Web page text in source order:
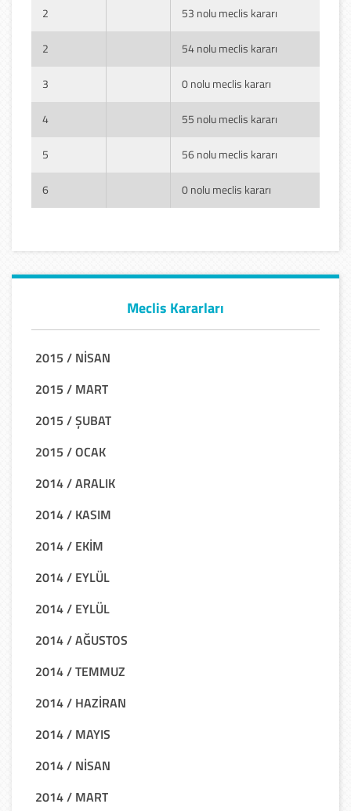
2 53 nolu meclis kararı
2 54 nolu meclis kararı
3 0 nolu meclis kararı
4 55 nolu meclis kararı
5 56 nolu meclis kararı
6 0 nolu meclis kararı
Meclis Kararları
2015 / NİSAN
2015 / MART
2015 / ŞUBAT
2015 / OCAK
2014 / ARALIK
2014 / KASIM
2014 / EKİM
2014 / EYLÜL
2014 / EYLÜL
2014 / AĞUSTOS
2014 / TEMMUZ
2014 / HAZİRAN
2014 / MAYIS
2014 / NİSAN
2014 / MART